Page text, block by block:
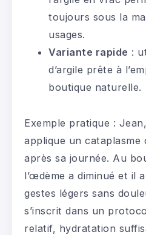
toujours sous la
usages.
Variante rapide :
d’argile prête à
boutique naturelle.
Exemple pratique :
applique un cataplasme
après sa journée. Au
l’œdème a diminué et il
gestes légers sans
s’inscrit dans un
relatif, hydratation